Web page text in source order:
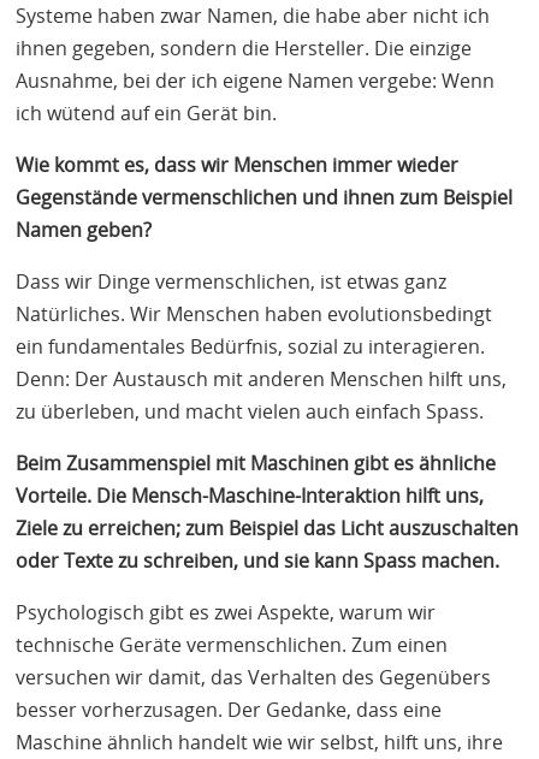
Systeme haben zwar Namen, die habe aber nicht ich
ihnen gegeben, sondern die Hersteller. Die einzige
Ausnahme, bei der ich eigene Namen vergebe: Wenn
ich wütend auf ein Gerät bin.
Wie kommt es, dass wir Menschen immer wieder
Gegenständevermenschlichen und ihnen zum Beispiel
Namen geben?
Dass wir Dinge vermenschlichen, ist etwas ganz
Natürliches. Wir Menschen haben evolutionsbedingt
ein fundamentales Bedürfnis, sozial zu interagieren.
Denn: Der Austausch mit anderen Menschen hilft uns,
zu überleben, und macht vielen auch einfach Spass.
Beim Zusammenspiel mit Maschinen gibt es ähnliche
Vorteile. Die Mensch-Maschine-Interaktion hilft uns,
Ziele zu erreichen; zum Beispiel das Licht auszuschalten
oder Texte zu schreiben, und sie kann Spass machen.
Psychologisch gibt es zwei Aspekte, warum wir
technische Geräte vermenschlichen. Zum einen
versuchen wir damit, das Verhalten des Gegenübers
besser vorherzusagen. Der Gedanke, dass eine
Maschine ähnlich handelt wie wir selbst, hilft uns, ihre